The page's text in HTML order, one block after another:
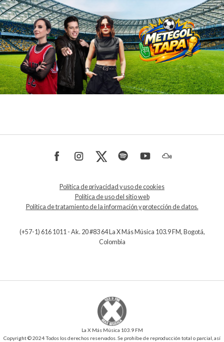
Política de privacidad y uso de cookies
Política de uso del sitio web
Política de tratamiento de la información y protección de datos.
(+57-1) 616 1011 - Ak. 20 #83 64 La X Más Música 103.9 FM, Bogotá,
Colombia
La X Más Música 103.9 FM
Copyright © 2024 Todos los derechos reservados. Se prohíbe de reproducción total o parcial, así